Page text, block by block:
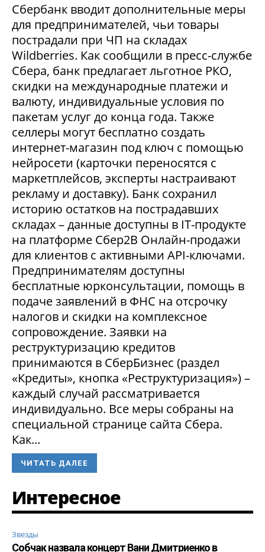
Сбербанк вводит дополнительные меры
для предпринимателей, чьи товары
пострадали при ЧП на складах
Wildberries. Как сообщили в пресс-службе
Сбера, банк предлагает льготное РКО,
скидки на международные платежи и
валюту, индивидуальные условия по
пакетам услуг до конца года. Также
селлеры могут бесплатно создать
интернет-магазин под ключ с помощью
нейросети (карточки переносятся с
маркетплейсов, эксперты настраивают
рекламу и доставку). Банк сохранил
историю остатков на пострадавших
складах – данные доступны в IT-продукте
на платформе Сбер2В Онлайн-продажи
для клиентов с активными API-ключами.
Предпринимателям доступны
бесплатные юрконсультации, помощь в
подаче заявлений в ФНС на отсрочку
налогов и скидки на комплексное
сопровождение. Заявки на
реструктуризацию кредитов
принимаются в СберБизнес (раздел
«Кредиты», кнопка «Реструктуризация») –
каждый случай рассматривается
индивидуально. Все меры собраны на
специальной странице сайта Сбера.
Как...
ЧИТАТЬ ДАЛЕЕ
Интересное
Звезды
Собчак назвала концерт Вани Дмитриенко в